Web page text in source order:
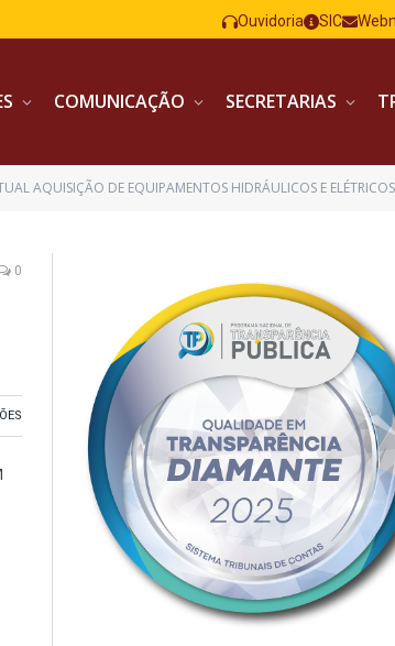
Ouvidoria SIC
COMUNICAÇÃO SECRETARIAS
ELÉTRICOS EM ATENDIMENTO AS NECESSIDADES DO SERVIÇO AUTÔNOMO DE ÁGUA E ESGOTO – SAAE)
0